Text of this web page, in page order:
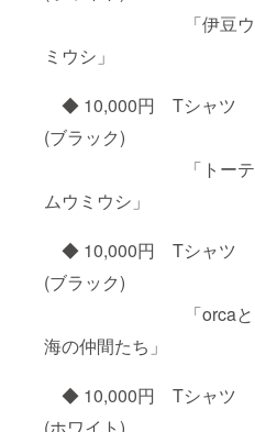
「伊豆ウ
ミウシ」
◆ 10,000円 Tシャツ
(ブラック)
「トーテ
ムウミウシ」
◆ 10,000円 Tシャツ
(ブラック)
「orcaと
海の仲間たち」
◆ 10,000円 Tシャツ